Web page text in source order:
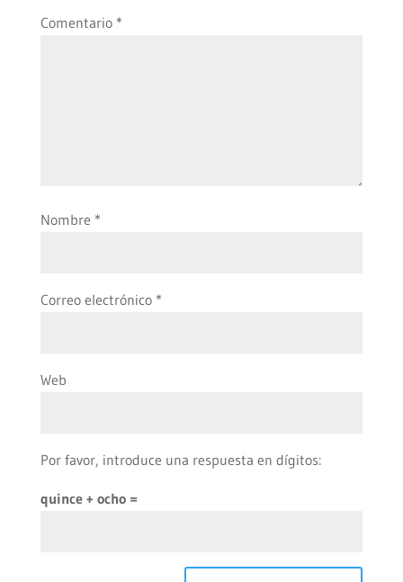
Comentario *
Nombre *
Correo electrónico *
Web
Por favor, introduce una respuesta en dígitos:
quince + ocho =